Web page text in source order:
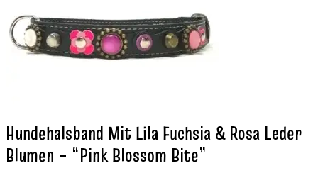
Hundehalsband Mit Lila Fuchsia & Rosa Leder
Blumen – “Pink Blossom Bite”